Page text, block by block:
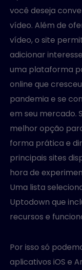
você deseja
vídeo. Além de
vídeo, o site
adicionar
uma plataforma
online que
pandemia e se
em seu mercado.
melhor opção
forma prática e
principais sites
hora de
Uma lista
Uptodown que
recursos e
Por isso só
aplicativos iOS e